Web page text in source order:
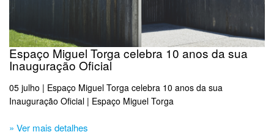
Espaço Miguel Torga celebra 10 anos da sua
Inauguração Oficial
05 julho | Espaço Miguel Torga celebra 10 anos da sua
Inauguração Oficial | Espaço Miguel Torga
» Ver mais detalhes